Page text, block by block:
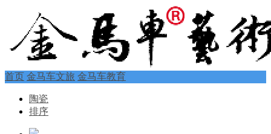
首页 金马车文旅 金马车教育
陶瓷
排序